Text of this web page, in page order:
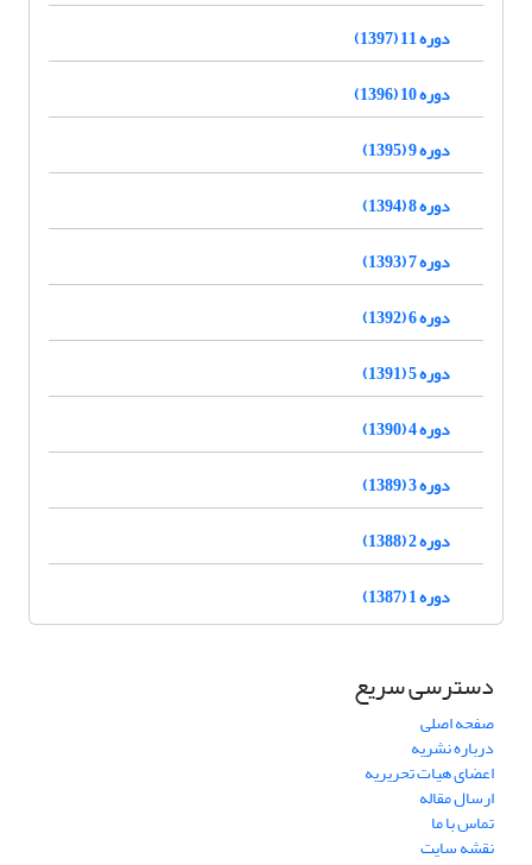
دوره 11 (1397)
دوره 10 (1396)
دوره 9 (1395)
دوره 8 (1394)
دوره 7 (1393)
دوره 6 (1392)
دوره 5 (1391)
دوره 4 (1390)
دوره 3 (1389)
دوره 2 (1388)
دوره 1 (1387)
دسترسی سریع
صفحه اصلی
درباره نشریه
اعضای هیات تحریریه
ارسال مقاله
تماس با ما
نقشه سایت